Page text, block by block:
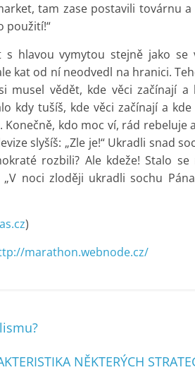
tam zase postavili továrnu
použití!“
hlavou vymytou stejně jako se
kat od ní neodvedl na hranici.
musel vědět, kde věci začínají
kdy tušíš, kde věci začínají a
kdo moc ví, rád rebeluje
slyšíš: „Zle je!“ Ukradli snad
rozbili? Ale kdeže! Stalo
noci zloději ukradli sochu
)
marathon.webnode.cz/
NĚKTERÝCH